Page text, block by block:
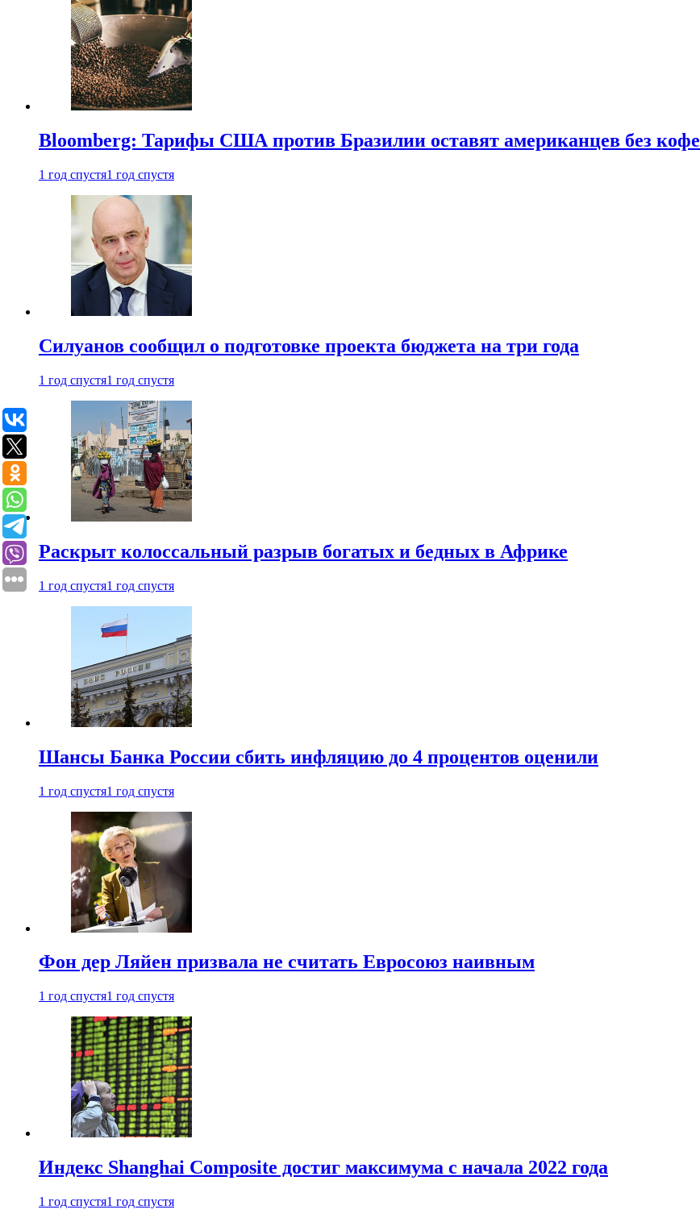
Bloomberg: Тарифы США против Бразилии оставят американцев без кофе
1 год спустя1 год спустя
Силуанов сообщил о подготовке проекта бюджета на три года
1 год спустя1 год спустя
Раскрыт колоссальный разрыв богатых и бедных в Африке
1 год спустя1 год спустя
Шансы Банка России сбить инфляцию до 4 процентов оценили
1 год спустя1 год спустя
Фон дер Ляйен призвала не считать Евросоюз наивным
1 год спустя1 год спустя
Индекс Shanghai Composite достиг максимума с начала 2022 года
1 год спустя1 год спустя